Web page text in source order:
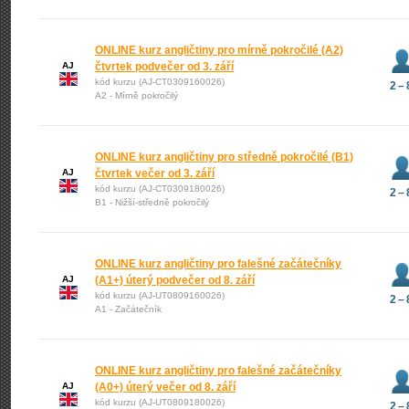
AJ
ONLINE kurz angličtiny pro mírně pokročilé (A2)
čtvrtek podvečer od 3. září
kód kurzu (AJ-CT0309160026)
A2 - Mírně pokročilý
2 –
AJ
ONLINE kurz angličtiny pro středně pokročilé (B1)
čtvrtek večer od 3. září
kód kurzu (AJ-CT0309180026)
B1 - Nižší-středně pokročilý
2 –
AJ
ONLINE kurz angličtiny pro falešné začátečníky
(A1+) úterý podvečer od 8. září
kód kurzu (AJ-UT0809160026)
A1 - Začátečník
2 –
AJ
ONLINE kurz angličtiny pro falešné začátečníky
(A0+) úterý večer od 8. září
kód kurzu (AJ-UT0809180026)
2 –